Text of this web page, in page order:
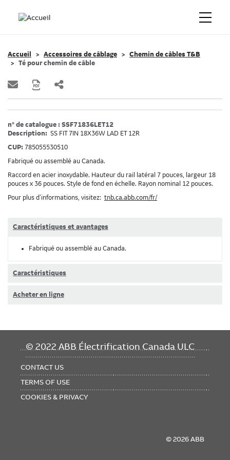
Accueil Accessoires de câblage
Chemin de câbles T&B
Té pour chemin de câble
n° de catalogue : SSF71836LET12
Description: SS FIT 7IN 18X36W LAD ET 12R
CUP: 785055530510
Fabriqué ou assemblé au Canada.
Raccord en acier inoxydable. Hauteur du rail latéral 7 pouces, largeur 18
pouces x 36 pouces. Style de fond en échelle. Rayon nominal 12 pouces.
Pour plus d’informations, visitez: tnb.ca.abb.com/fr/
Caractéristiques et avantages
Fabriqué ou assemblé au Canada.
Caractéristiques
Acheter en ligne
© 2022 ABB Électrification Canada ULC
FOOTER
CONTACT US
TERMS OF USE
COOKIES & PRIVACY
© 2026 ABB